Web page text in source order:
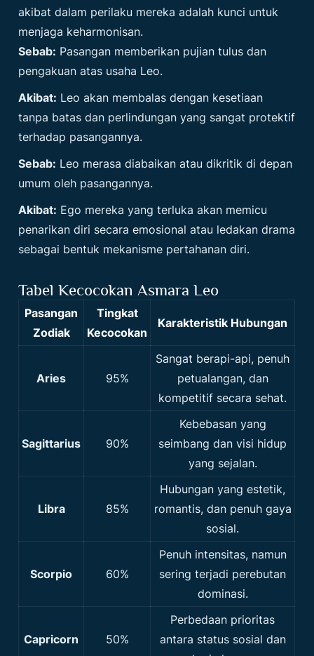
akibat dalam perilaku mereka adalah kunci untuk
menjaga keharmonisan.
Sebab: Pasangan memberikan pujian tulus dan
pengakuan atas usaha Leo.
Akibat: Leo akan membalas dengan kesetiaan
tanpa batas dan perlindungan yang sangat protektif
terhadap pasangannya.
Sebab: Leo merasa diabaikan atau dikritik di depan
umum oleh pasangannya.
Akibat: Ego mereka yang terluka akan memicu
penarikan diri secara emosional atau ledakan drama
sebagai bentuk mekanisme pertahanan diri.
Tabel Kecocokan Asmara Leo
Pasangan
Zodiak
Tingkat
Kecocokan
Karakteristik Hubungan
Aries 95%
Sangat berapi-api, penuh
petualangan, dan
kompetitif secara sehat.
Sagittarius 90%
Kebebasan yang
seimbang dan visi hidup
yang sejalan.
Libra 85%
Hubungan yang estetik,
romantis, dan penuh gaya
sosial.
Scorpio 60%
Penuh intensitas, namun
sering terjadi perebutan
dominasi.
Capricorn 50%
Perbedaan prioritas
antara status sosial dan